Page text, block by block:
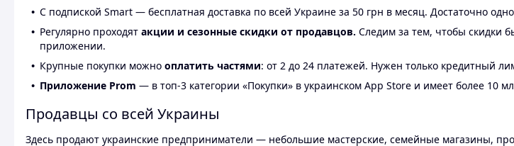
С подпиской Smart — бесплатная доставка по всей Украине за 50 грн в месяц. Достаточно
Регулярно проходят акции и сезонные скидки от продавцов. Следим за тем, чтобы скидки
приложении.
Крупные покупки можно оплатить частями: от 2 до 24 платежей. Нужен только кредитный
Приложение Prom — в топ-3 категории «Покупки» в украинском App Store и имеет более 10
Продавцы со всей Украины
Здесь продают украинские предприниматели — небольшие мастерские, семейные магазины,